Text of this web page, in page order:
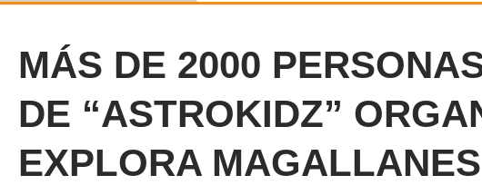
MÁS DE 2000
DE “ASTROKIDZ”
EXPLORA